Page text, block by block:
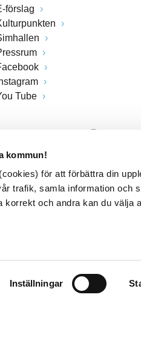
kommun!
för att förbättra din
trafik, samla information och
korrekt och andra kan du välja
Inställningar
förslag
Tube